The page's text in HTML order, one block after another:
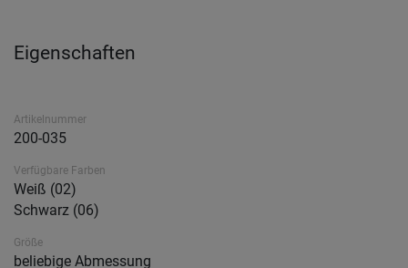
Eigenschaften
Artikelnummer
200-035
Verfügbare Farben
Weiß (02)
Schwarz (06)
Größe
beliebige Abmessung